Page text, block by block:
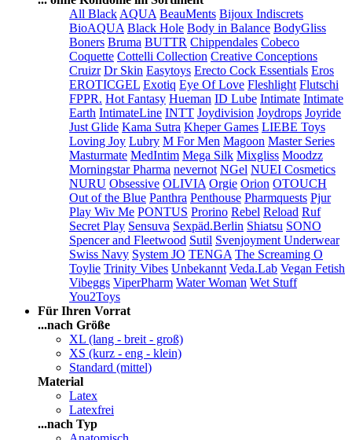
All Black AQUA BeauMents Bijoux Indiscrets
BioAQUA Black Hole Body in Balance BodyGliss
Boners Bruma BUTTR Chippendales Cobeco
Coquette Cottelli Collection Creative Conceptions
Cruizr Dr Skin Easytoys Erecto Cock Essentials Eros
EROTICGEL Exotiq Eye Of Love Fleshlight Flutschi
FPPR. Hot Fantasy Hueman ID Lube Intimate Intimate
Earth IntimateLine INTT Joydivision Joydrops Joyride
Just Glide Kama Sutra Kheper Games LIEBE Toys
Loving Joy Lubry M For Men Magoon Master Series
Masturmate MedIntim Mega Silk Mixgliss Moodzz
Morningstar Pharma nevernot NGel NUEI Cosmetics
NURU Obsessive OLIVIA Orgie Orion OTOUCH
Out of the Blue Panthra Penthouse Pharmquests Pjur
Play Wiv Me PONTUS Prorino Rebel Reload Ruf
Secret Play Sensuva Sexpäd.Berlin Shiatsu SONO
Spencer and Fleetwood Sutil Svenjoyment Underwear
Swiss Navy System JO TENGA The Screaming O
Toylie Trinity Vibes Unbekannt Veda.Lab Vegan Fetish
Vibeggs ViperPharm Water Woman Wet Stuff
You2Toys
Für Ihren Vorrat
...nach Größe
XL (lang - breit - groß)
XS (kurz - eng - klein)
Standard (mittel)
Material
Latex
Latexfrei
...nach Typ